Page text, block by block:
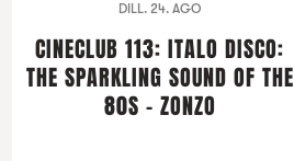
DILL. 24. AGO
CINECLUB 113: ITALO DISCO:
THE SPARKLING SOUND OF THE
80S - ZONZO